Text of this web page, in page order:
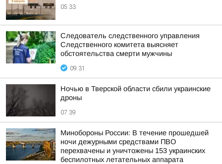
05:33
Следователь следственного управления
Следственного комитета выясняет
обстоятельства смерти мужчины
09:31
Ночью в Тверской области сбили украинские
дроны
07:39
Минобороны России: В течение прошедшей
ночи дежурными средствами ПВО
перехвачены и уничтожены 153 украинских
беспилотных летательных аппарата